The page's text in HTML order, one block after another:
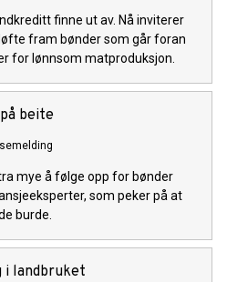
finne ut av. Nå inviterer
fram bønder som går foran
for lønnsom matproduksjon.
beite
mye å følge opp for bønder
som peker på at
burde.
i landbruket